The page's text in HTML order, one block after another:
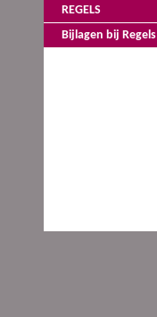
REGELS
Bijlagen bij Regels